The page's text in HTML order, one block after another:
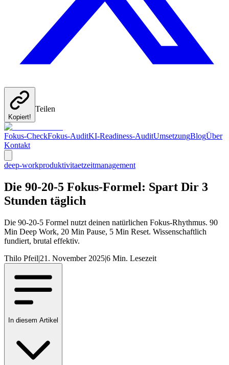
Kopiert!
Teilen
Fokus-CheckFokus-AuditKI-Readiness-AuditUmsetzungBlogÜber
Kontakt
deep-workproduktivitaetzeitmanagement
Die 90-20-5 Fokus-Formel: Spart Dir 3
Stunden täglich
Die 90-20-5 Formel nutzt deinen natürlichen Fokus-Rhythmus. 90
Min Deep Work, 20 Min Pause, 5 Min Reset. Wissenschaftlich
fundiert, brutal effektiv.
Thilo Pfeil|21. November 2025|6 Min. Lesezeit
In diesem Artikel